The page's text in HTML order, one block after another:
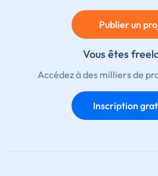
Publier un
Vous êtes
Accédez à des milliers de
Inscription